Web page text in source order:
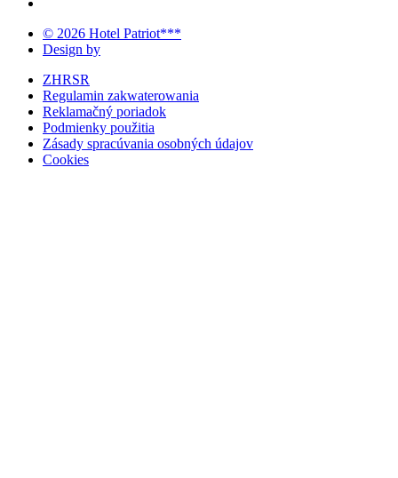
© 2026 Hotel Patriot***
Design by
ZHRSR
Regulamin zakwaterowania
Reklamačný poriadok
Podmienky použitia
Zásady spracúvania osobných údajov
Cookies